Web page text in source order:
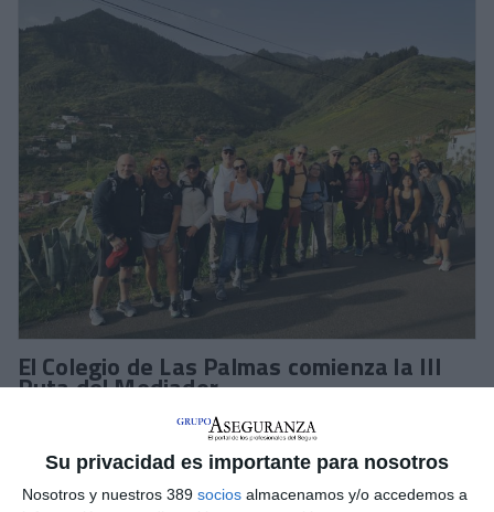
Su privacidad es importante para nosotros
Nosotros y nuestros 389 socios almacenamos y/o accedemos a
El Colegio de Las Palmas comienza la III
Ruta del Mediador
Colegio de Las Palmasha iniciado la primera caminata de
entre La Lechuza y Cueva Grande, unos
10 kilómetros donde los participantes pudieron compartir
conversación, risas y momentos de desconexión en plena